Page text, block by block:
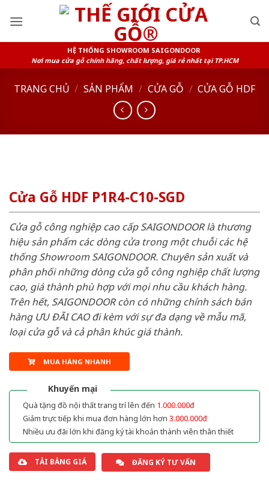
HỆ THỐNG SHOWROOM SAIGONDOOR
Nơi mua cửa gỗ chính hãng, chất lượng, giá rẻ nhất tại TP.HCM
TRANG CHỦ / SẢN PHẨM / CỬA GỖ / CỬA GỖ HDF
Cửa Gỗ HDF P1R4-C10-SGD
Cửa gỗ công nghiệp cao cấp SAIGONDOOR là thương
hiệu sản phẩm các dòng cửa trong một chuỗi các hệ
thống Showroom SAIGONDOOR. Chuyên sản xuất và
phân phối những dòng cửa gỗ công nghiệp chất lượng
cao, giá thành phù hợp với mọi nhu cầu khách hàng.
Trên hết, SAIGONDOOR còn có những chính sách bán
hàng ƯU ĐÃI CAO đi kèm với sự đa dạng về mẫu mã,
loại cửa gỗ và cả phân khúc giá thành.
MUA HÀNG NHANH
Khuyến mại
Quà tặng đồ nội thất trang trí lên đến 1.000.000đ
Giảm trực tiếp khi mua đơn hàng lớn hơn 3.000.000đ
Nhiều ưu đãi lớn khi đăng ký tài khoản thành viên thân thiết
TẢI BẢNG GIÁ ĐĂNG KÝ TƯ VẤN